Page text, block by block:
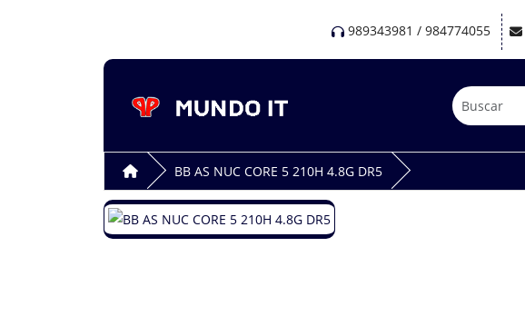
989343981 / 984774055
BB AS NUC CORE 5 210H 4.8G DR5